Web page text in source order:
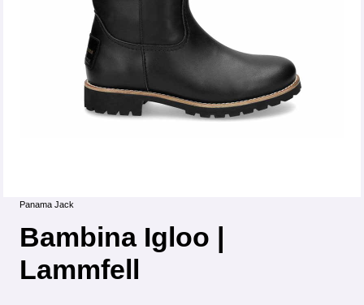
Panama Jack
Bambina Igloo |
Lammfell